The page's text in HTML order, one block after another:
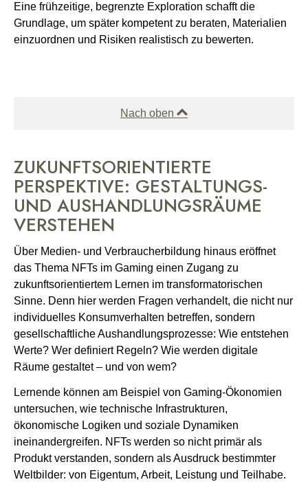
Eine frühzeitige, begrenzte Exploration schafft die
Grundlage, um später kompetent zu beraten, Materialien
einzuordnen und Risiken realistisch zu bewerten.
Nach oben
ZUKUNFTSORIENTIERTE
PERSPEKTIVE: GESTALTUNGS-
UND AUSHANDLUNGSRÄUME
VERSTEHEN
Über Medien- und Verbraucherbildung hinaus eröffnet
das Thema NFTs im Gaming einen Zugang zu
zukunftsorientiertem Lernen im transformatorischen
Sinne. Denn hier werden Fragen verhandelt, die nicht nur
individuelles Konsumverhalten betreffen, sondern
gesellschaftliche Aushandlungsprozesse: Wie entstehen
Werte? Wer definiert Regeln? Wie werden digitale
Räume gestaltet – und von wem?
Lernende können am Beispiel von Gaming-Ökonomien
untersuchen, wie technische Infrastrukturen,
ökonomische Logiken und soziale Dynamiken
ineinandergreifen. NFTs werden so nicht primär als
Produkt verstanden, sondern als Ausdruck bestimmter
Weltbilder: von Eigentum, Arbeit, Leistung und Teilhabe.